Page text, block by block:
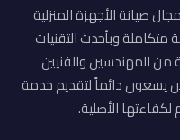
صيانة الأجهزة المنزلية
وبأحدث التقنيات
من المهندسين والفنيين
يسعون دائماً لتقديم خدمة
الأصلية.